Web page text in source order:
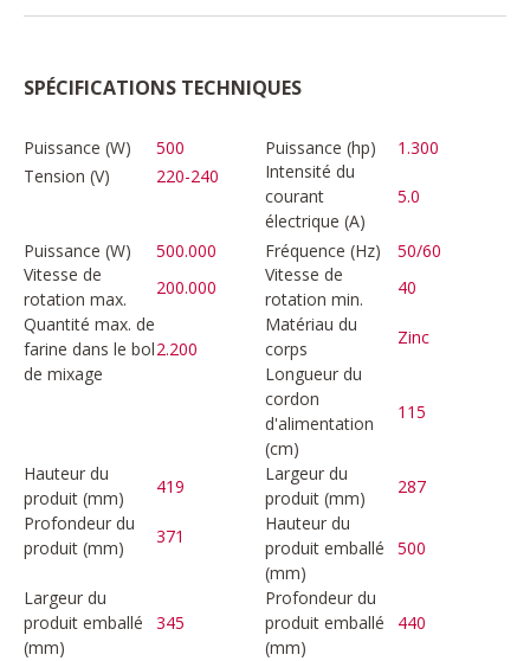
SPÉCIFICATIONS TECHNIQUES
Puissance (W) 500 Puissance (hp)
1.300
Tension (V)
220-240
Intensité du
courant
électrique (A)
5.0
Puissance (W) 500.000 Fréquence (Hz)
50/60
Vitesse de
rotation max.
200.000
Vitesse de
rotation min.
40
Quantité max. de
farine dans le bol
de mixage
2.200
Matériau du
corps
Zinc
Longueur du
cordon
d'alimentation
(cm)
115
Hauteur du
produit (mm)
419
Largeur du
produit (mm)
287
Profondeur du
produit (mm)
371
Hauteur du
produit emballé
(mm)
500
Largeur du
produit emballé
(mm)
345
Profondeur du
produit emballé
(mm)
440